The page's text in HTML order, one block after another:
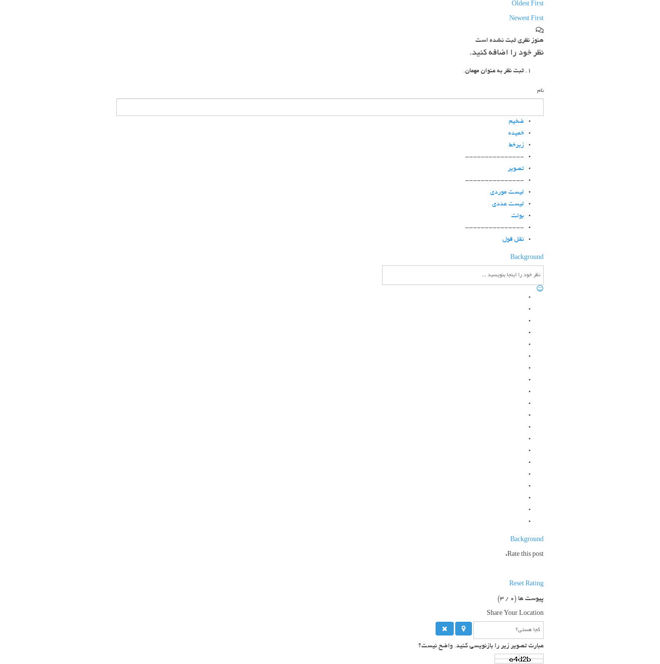
Oldest First
Newest First
هنوز نظری ثبت نشده است
نظر خود را اضافه کنید.
ثبت نظر به عنوان مهمان.
نام
ضخیم
خمیده
زیرخط
---------------
تصویر
---------------
لیست موردی
لیست عددی
بولت
---------------
نقل قول
Background
Background
Rate this post:
Reset Rating
پیوست ها (0
/ 3)
Share Your Location
عبارت تصویر زیر را بازنویسی کنید. واضح نیست؟